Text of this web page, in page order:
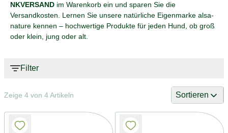
NKVERSAND im Warenkorb ein und sparen Sie die
Versandkosten. Lernen Sie unsere natürliche Eigenmarke alsa-
nature kennen – hochwertige Produkte für jeden Hund, ob groß
oder klein, jung oder alt.
Filter
Zeige 4 von 4 Artikeln Sortieren